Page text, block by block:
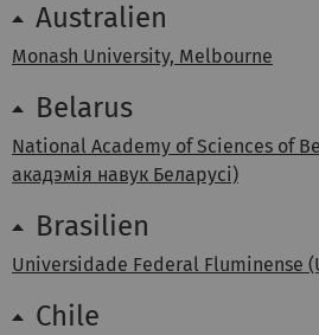
Australien
Monash University, Melbourne
Belarus
National Academy of Sciences of
акадэмія навук Беларусі)
Brasilien
Universidade Federal Fluminense
Chile